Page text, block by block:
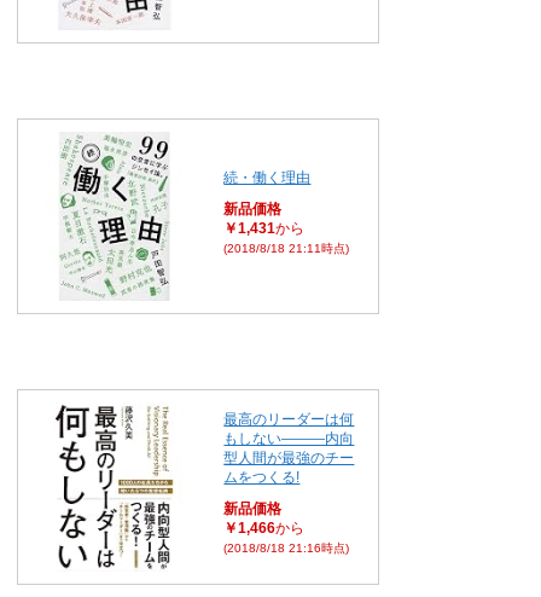
続・働く理由
新品価格
￥1,431から
(2018/8/18 21:11時点)
最高のリーダーは何
もしない―――内向
型人間が最強のチー
ムをつくる!
新品価格
￥1,466から
(2018/8/18 21:16時点)